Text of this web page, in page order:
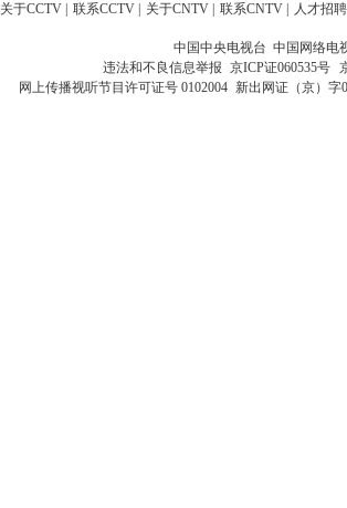
关于CCTV 联系CCTV 关于CNTV 联系CNTV 人才招聘
中国中央电视台 中国网络电
违法和不良信息举报 京ICP证060535号
网上传播视听节目许可证号 0102004 新出网证（京）